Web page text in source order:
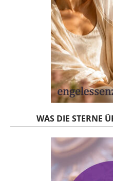
WAS DIE STERNE